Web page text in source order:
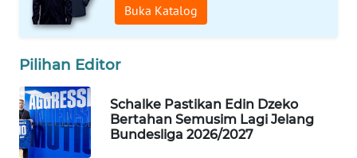
Buka Katalog
Pilihan Editor
Schalke Pastikan Edin Dzeko
Bertahan Semusim Lagi Jelang
Bundesliga 2026/2027
WAHANANEWS
ID
WAHANANEWS
CO ID
WAHANANEWS
NET